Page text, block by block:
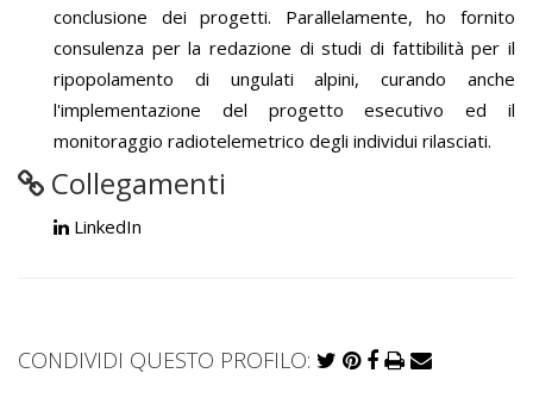
conclusione dei progetti. Parallelamente, ho fornito
consulenza per la redazione di studi di fattibilità per il
ripopolamento di ungulati alpini, curando anche
l'implementazione del progetto esecutivo ed il
monitoraggio radiotelemetrico degli individui rilasciati.
Collegamenti
LinkedIn
CONDIVIDI QUESTO PROFILO: